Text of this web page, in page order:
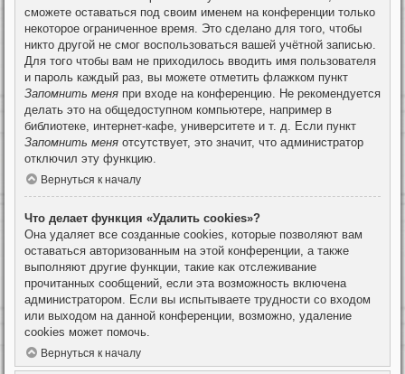
сможете оставаться под своим именем на конференции только
некоторое ограниченное время. Это сделано для того, чтобы
никто другой не смог воспользоваться вашей учётной записью.
Для того чтобы вам не приходилось вводить имя пользователя
и пароль каждый раз, вы можете отметить флажком пункт
Запомнить меня при входе на конференцию. Не рекомендуется
делать это на общедоступном компьютере, например в
библиотеке, интернет-кафе, университете и т. д. Если пункт
Запомнить меня отсутствует, это значит, что администратор
отключил эту функцию.
Вернуться к началу
Что делает функция «Удалить cookies»?
Она удаляет все созданные cookies, которые позволяют вам
оставаться авторизованным на этой конференции, а также
выполняют другие функции, такие как отслеживание
прочитанных сообщений, если эта возможность включена
администратором. Если вы испытываете трудности со входом
или выходом на данной конференции, возможно, удаление
cookies может помочь.
Вернуться к началу